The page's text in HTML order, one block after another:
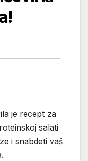
je recept za
salati
i snabdeti vaš